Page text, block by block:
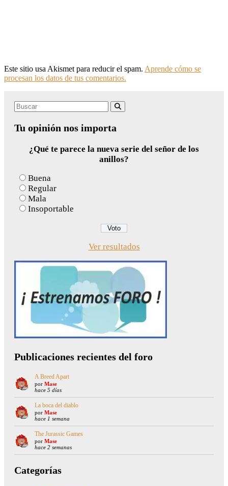
Este sitio usa Akismet para reducir el spam. Aprende cómo se
procesan los datos de tus comentarios.
Search
Tu opinión nos importa
¿Qué te parece la nueva serie del señor de los
anillos?
Buena
Regular
Mala
Insoportable
Ver resultados
Publicaciones recientes del foro
A Breed Apart
por Mase
hace 5 días
La boca del diablo
por Mase
hace 1 semana
The Jurassic Games
por Mase
hace 2 semanas
Categorías